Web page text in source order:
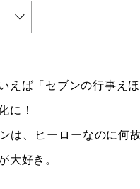
えば「セブンの行事えほ
に！
は、ヒーローなのに何
大好き。